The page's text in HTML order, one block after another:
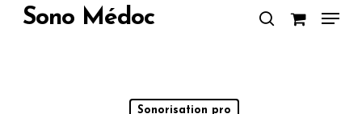
SkipSono Médoc Menu
Sonorisation pro